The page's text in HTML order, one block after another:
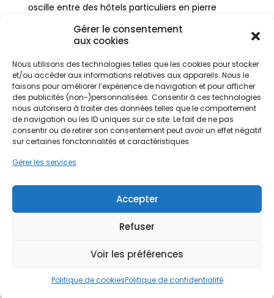
Gérer le consentement
aux cookies
Nous utilisons des technologies telles que les cookies pour stocker
et/ou accéder aux informations relatives aux appareils. Nous le
faisons pour améliorer l’expérience de navigation et pour afficher
des publicités (non-)personnalisées. Consentir à ces technologies
nous autorisera à traiter des données telles que le comportement
de navigation ou les ID uniques sur ce site. Le fait de ne pas
consentir ou de retirer son consentement peut avoir un effet négatif
sur certaines fonctonnalités et caractéristiques.
Gérer les services
Accepter
Refuser
Voir les préférences
Politique de cookiesPolitique de confidentialité
oscille entre des hôtels particuliers en pierre
constructions plus récentes. Dans ce contexte, la
pompe à chaleur s'impose comme une réponse
idéale. Elle permet de maintenir une température
agréable même lorsque les vents violents du nord
font chuter les températures, tout en respectant
l'esthétique des bâtiments anciens grâce à des
unités extérieures discrètes.
dans la région Provence-Alpes-Côte d'Azur doit
souvent perfectible dans le bâti ancien en pierre
tendre. Une pompe à chaleur bien dimensionnée
compense les déperditions thermiques
fréquentes dans ces structures. Que ce soit pour
de chaudière fioul, le choix de la technologie
du bassin avignonnais pour analyser les besoins
Ne passez pas à côté de vos
aides !
Faites vite, les budgets
limités. Les dossiers sont traités
par ordre d'arrivée.
pour maximiser vos aides !
Je prends rdv !